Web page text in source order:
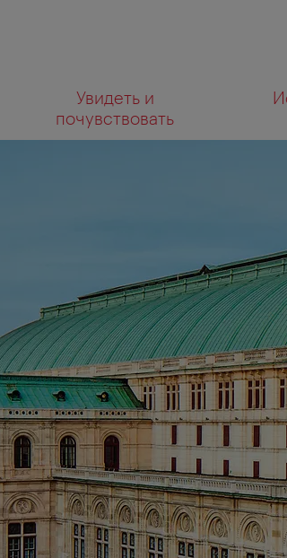
Увидеть и
почувствовать
Что
вы
ищете?